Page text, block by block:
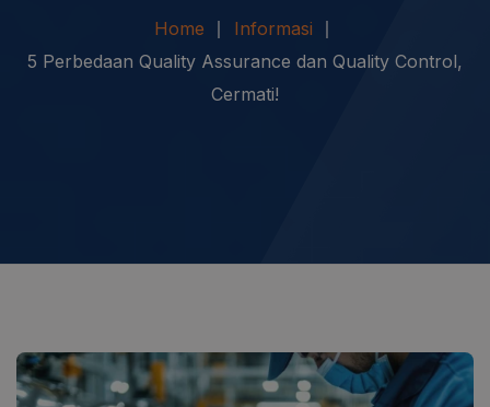
Home
Informasi
5 Perbedaan Quality Assurance dan Quality Control,
Cermati!